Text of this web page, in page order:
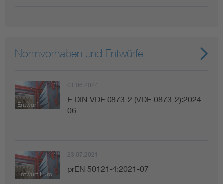
Normvorhaben und Entwürfe
Entwurf
01.06.2024
E DIN VDE 0873-2 (VDE 0873-2):2024-
06
Entwurf Europäische Norm
23.07.2021
prEN 50121-4:2021-07